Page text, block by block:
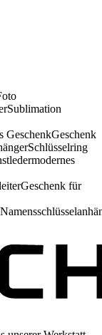
Sublimation
GeschenkGeschenk
Schlüsselring
modernes
Geschenk für